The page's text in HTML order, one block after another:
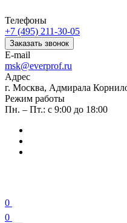
Телефоны
+7 (495) 211-30-05
Заказать звонок
E-mail
msk@everprof.ru
Адрес
г. Москва, Адмирала
Режим работы
Пн. – Пт.: с 9:00 до 18:00
0
0